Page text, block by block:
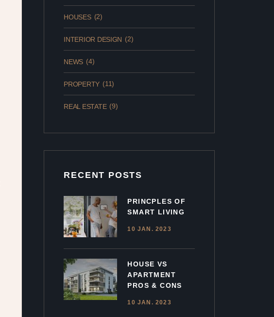
HOUSES (2)
INTERIOR DESIGN (2)
NEWS (4)
PROPERTY (11)
REAL ESTATE (9)
RECENT POSTS
PRINCPLES OF
SMART LIVING
10 JAN. 2023
HOUSE VS
APARTMENT
PROS & CONS
10 JAN. 2023